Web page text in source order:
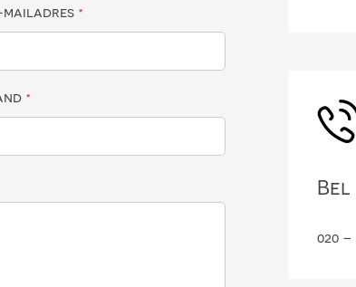
mailadres *
*
Bel
020 –